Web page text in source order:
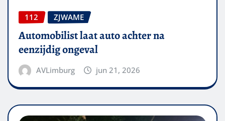
112 ZJWAME
Automobilist laat auto achter na
eenzijdig ongeval
AVLimburg jun 21, 2026